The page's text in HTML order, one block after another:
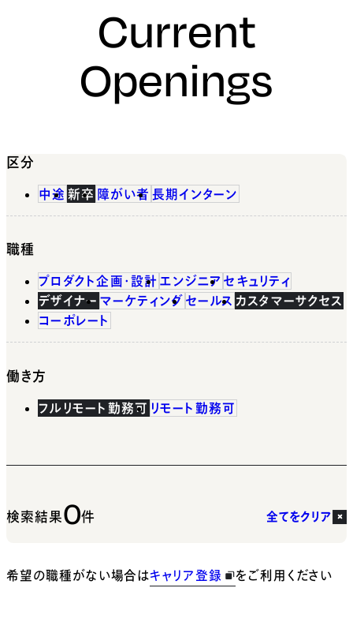
Current
Openings
区分
中途 新卒 障がい者 長期インターン
職種
プロダクト企画・設計 エンジニア セキュリティ
デザイナー マーケティング セールス カスタマーサクセス
コーポレート
働き方
フルリモート勤務可 リモート勤務可
検索結果0件 全てをクリア
希望の職種がない場合はキャリア登録 をご利用ください